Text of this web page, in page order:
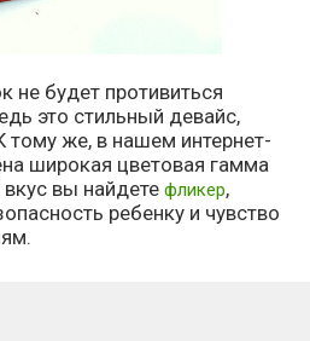
не будет противиться
это стильный девайс,
тому же, в нашем интернет-
широкая цветовая гамма
вы найдете фликер,
ребенку и чувство